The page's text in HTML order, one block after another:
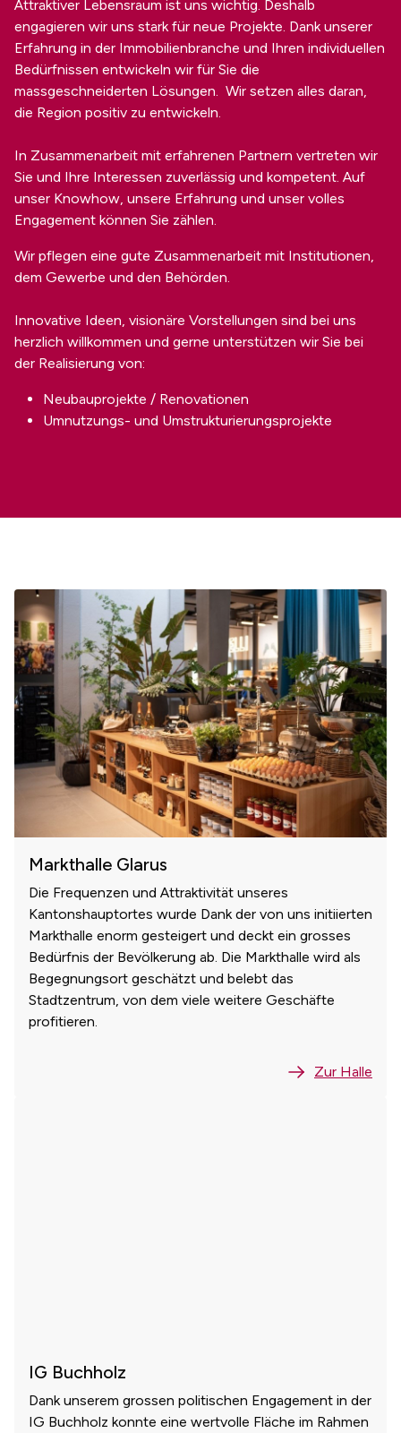
Attraktiver Lebensraum ist uns wichtig. Deshalb
engagieren wir uns stark für neue Projekte. Dank unserer
Erfahrung in der Immobilienbranche und Ihren individuellen
Bedürfnissen entwickeln wir für Sie die
massgeschneiderten Lösungen. Wir setzen alles daran,
die Region positiv zu entwickeln.
In Zusammenarbeit mit erfahrenen Partnern vertreten wir
Sie und Ihre Interessen zuverlässig und kompetent. Auf
unser Knowhow, unsere Erfahrung und unser volles
Engagement können Sie zählen.
Wir pflegen eine gute Zusammenarbeit mit Institutionen,
dem Gewerbe und den Behörden.
Innovative Ideen, visionäre Vorstellungen sind bei uns
herzlich willkommen und gerne unterstützen wir Sie bei
der Realisierung von:
Neubauprojekte / Renovationen
Umnutzungs- und Umstrukturierungsprojekte
Markthalle Glarus
Die Frequenzen und Attraktivität unseres
Kantonshauptortes wurde Dank der von uns initiierten
Markthalle enorm gesteigert und deckt ein grosses
Bedürfnis der Bevölkerung ab. Die Markthalle wird als
Begegnungsort geschätzt und belebt das
Stadtzentrum, von dem viele weitere Geschäfte
profitieren.
Zur Halle
IG Buchholz
Dank unserem grossen politischen Engagement in der
IG Buchholz konnte eine wertvolle Fläche im Rahmen